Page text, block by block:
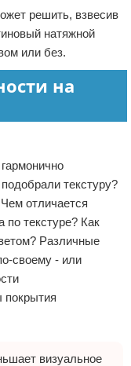
решить, взвесив
натяжной
или без.
на
текстуру?
отличается
по текстуре? Как
Различные
своему - или
покрытия
визуальное